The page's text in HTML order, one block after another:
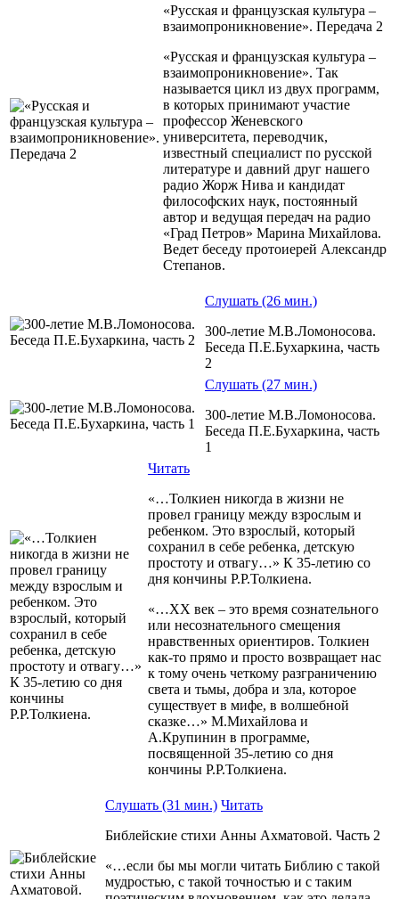
«Русская и французская культура –
взаимопроникновение». Передача 2
«Русская и французская культура –
взаимопроникновение». Так
называется цикл из двух программ,
в которых принимают участие
профессор Женевского
университета, переводчик,
известный специалист по русской
литературе и давний друг нашего
радио Жорж Нива и кандидат
философских наук, постоянный
автор и ведущая передач на радио
«Град Петров» Марина Михайлова.
Ведет беседу протоиерей Александр
Степанов.
Слушать (26 мин.)
300-летие М.В.Ломоносова.
Беседа П.Е.Бухаркина, часть
2
Слушать (27 мин.)
300-летие М.В.Ломоносова.
Беседа П.Е.Бухаркина, часть
1
Читать
«…Толкиен никогда в жизни не
провел границу между взрослым и
ребенком. Это взрослый, который
сохранил в себе ребенка, детскую
простоту и отвагу…» К 35-летию со
дня кончины Р.Р.Толкиена.
«…ХХ век – это время сознательного
или несознательного смещения
нравственных ориентиров. Толкиен
как-то прямо и просто возвращает нас
к тому очень четкому разграничению
света и тьмы, добра и зла, которое
существует в мифе, в волшебной
сказке…» М.Михайлова и
А.Крупинин в программе,
посвященной 35-летию со дня
кончины Р.Р.Толкиена.
Слушать (31 мин.) Читать
Библейские стихи Анны Ахматовой. Часть 2
«…если бы мы могли читать Библию с такой
мудростью, с такой точностью и с таким